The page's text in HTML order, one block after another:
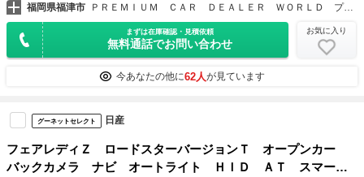
福岡県福津市 ＰＲＥＭＩＵＭ ＣＡＲ ＤＥＡＬＥＲ ＷＯＲＬＤ プレミアムカーディーラー ワールド
まずは在庫確認・見積依頼
無料通話でお問い合わせ
お気に入り
今あなたの他に62人が見ています
グーネットセレクト 日産
フェアレディＺ ロードスターバージョンＴ オープンカー
バックカメラ ナビ オートライト ＨＩＤ ＡＴ スマート